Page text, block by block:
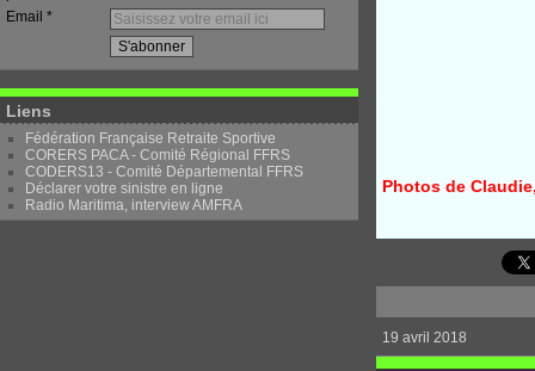
Email
Liens
Fédération Française Retraite Sportive
CORERS PACA - Comité Régional FFRS
CODERS13 - Comité Départemental FFRS
Déclarer votre sinistre en ligne
Radio Maritima, interview AMFRA
Photos de
19 avril 2018